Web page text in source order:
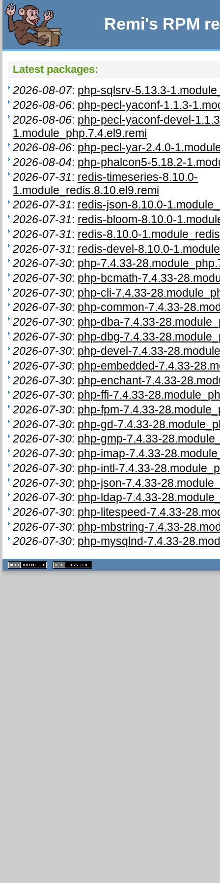
Remi's RPM
Latest packages:
2026-08-07: php-sqlsrv-5.13.3-
2026-08-06: php-pecl-yaconf-1.1.3-
2026-08-06: php-pecl-yaconf-devel-
1.module_php.7.4.el9.remi
2026-08-06: php-pecl-yar-2.4.0-
2026-08-04: php-phalcon5-5.18.2-
2026-07-31: redis-timeseries-8.10.0-
1.module_redis.8.10.el9.remi
2026-07-31: redis-json-8.10.0-
2026-07-31: redis-bloom-8.10.0-
2026-07-31: redis-8.10.0-
2026-07-31: redis-devel-8.10.0-
2026-07-30: php-7.4.33-
2026-07-30: php-bcmath-7.4.33-
2026-07-30: php-cli-7.4.33-
2026-07-30: php-common-7.4.33-
2026-07-30: php-dba-7.4.33-
2026-07-30: php-dbg-7.4.33-
2026-07-30: php-devel-7.4.33-
2026-07-30: php-embedded-7.4.33-
2026-07-30: php-enchant-7.4.33-
2026-07-30: php-ffi-7.4.33-
2026-07-30: php-fpm-7.4.33-
2026-07-30: php-gd-7.4.33-
2026-07-30: php-gmp-7.4.33-
2026-07-30: php-imap-7.4.33-
2026-07-30: php-intl-7.4.33-
2026-07-30: php-json-7.4.33-
2026-07-30: php-ldap-7.4.33-
2026-07-30: php-litespeed-7.4.33-
2026-07-30: php-mbstring-7.4.33-
2026-07-30: php-mysqlnd-7.4.33-
XHTML
1.1 valide
2.0 valide